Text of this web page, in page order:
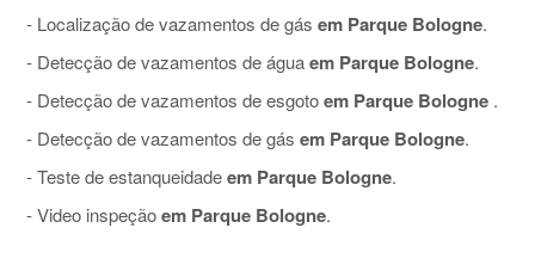
- Localização de vazamentos de gás em Parque Bologne.
- Detecção de vazamentos de águaem Parque Bologne.
- Detecção de vazamentos de esgotoem Parque Bologne .
- Detecção de vazamentos de gás em Parque Bologne.
- Teste de estanqueidadeem Parque Bologne.
- Video inspeçãoem Parque Bologne.